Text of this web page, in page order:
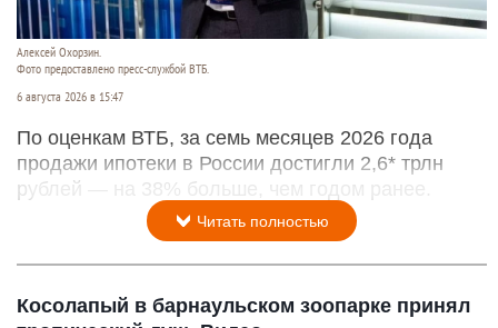
Алексей Охорзин.
Фото предоставлено пресс-службой ВТБ.
6 августа 2026 в 15:47
По оценкам ВТБ, за семь месяцев 2026 года
продажи ипотеки в России достигли 2,6* трлн
рублей — на 38% больше, чем годом ранее.
Читать полностью
Косолапый в барнаульском зоопарке принял